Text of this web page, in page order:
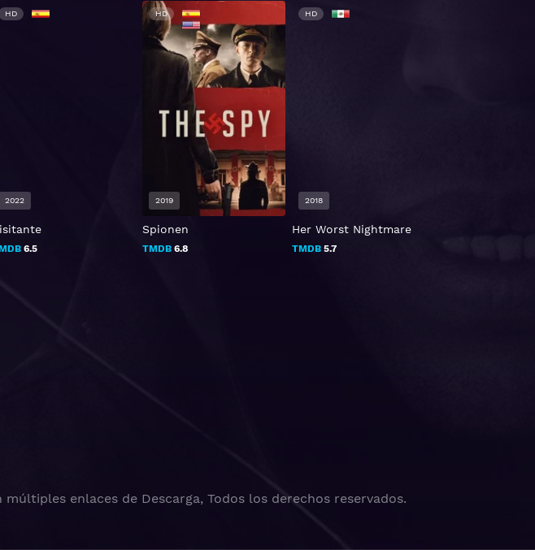
6.5
HD
2022
Spionen
TMDB6.8
HD
2019
Her Worst Nightmare
TMDB5.7
HD
2018
enlaces de Descarga, Todos los derechos reservados.